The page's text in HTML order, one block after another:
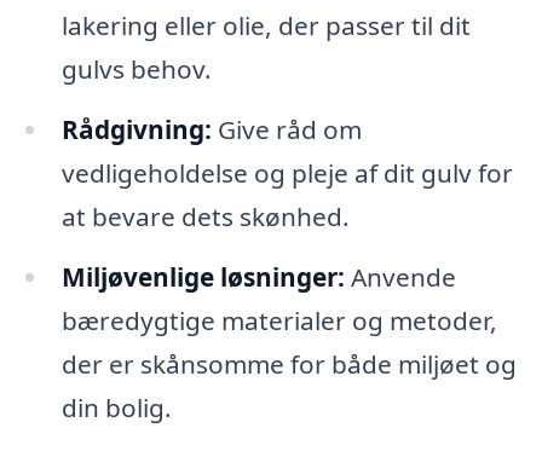
lakering eller olie, der passer til dit
gulvs behov.
Rådgivning: Give råd om
vedligeholdelse og pleje af dit gulv for
at bevare dets skønhed.
Miljøvenlige løsninger: Anvende
bæredygtige materialer og metoder,
der er skånsomme for både miljøet og
din bolig.